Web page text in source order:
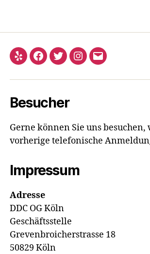
Yelp Facebook
TwitterInstagram
E-
Besucher
Gerne können Sie uns
vorherige telefonische
Impressum
Adresse
DDC OG Köln
Geschäftsstelle
Grevenbroicherstrasse 18
50829 Köln